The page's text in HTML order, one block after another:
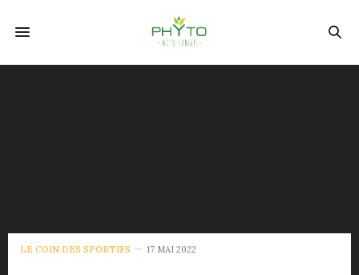
LE COIN DES SPORTIFS 17 MAI 2022